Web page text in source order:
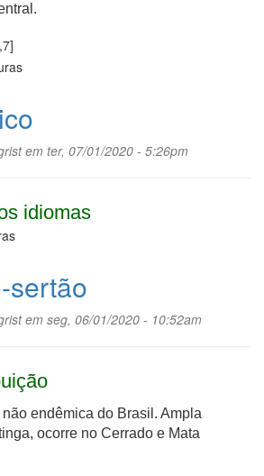
em ter, 07/01/2020 - 5:26pm
idiomas
sertão
em seg, 06/01/2020 - 10:52am
endêmica do Brasil. Ampla
ocorre no Cerrado e Mata